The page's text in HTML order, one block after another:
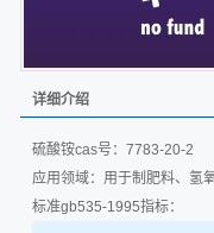
详细介绍
硫酸铵cas号：7783-20-
应用领域：用于制肥料、
标准gb535-1995指标：